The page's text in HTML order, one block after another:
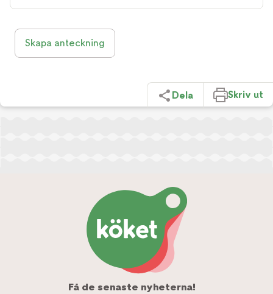
Skapa anteckning
Dela Skriv ut
Få de senaste nyheterna!